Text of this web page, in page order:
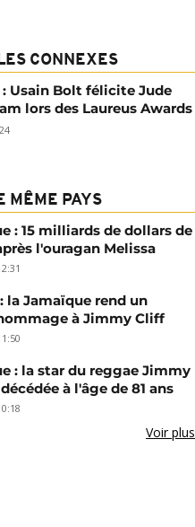
CONNEXES
Usain Bolt félicite Jude
lors des Laureus Awards
MÊME PAYS
: 15 milliards de dollars de
l'ouragan Melissa
la Jamaïque rend un
à Jimmy Cliff
: la star du reggae Jimmy
à l'âge de 81 ans
Voir plus